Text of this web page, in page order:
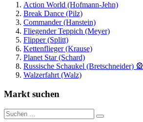
Action World (Hofmann-Jehn)
Break Dance (Pilz)
Commander (Hanstein)
Fliegender Teppich (Meyer)
Flipper (Splitt)
Kettenflieger (Krause)
Planet Star (Schard)
Russische Schaukel (Bretschneider) 🎡
Walzerfahrt (Walz)
Markt suchen
Suchen
Suchen